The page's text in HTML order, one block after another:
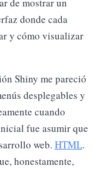
de mostrar un
donde cada
y cómo visualizar
Shiny me pareció
desplegables y
cuando
fue asumir que
web. HTML.
honestamente,